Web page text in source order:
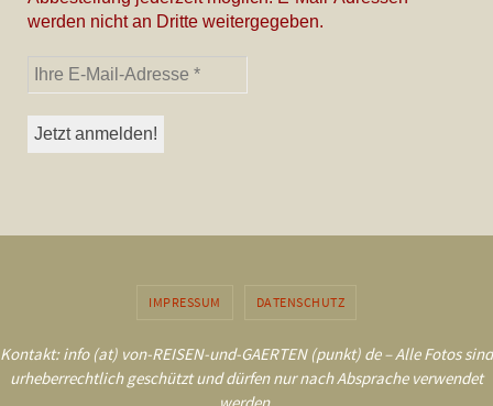
werden nicht an Dritte weitergegeben.
IMPRESSUM DATENSCHUTZ
Kontakt: info (at) von-REISEN-und-GAERTEN (punkt) de – Alle Fotos sind
urheberrechtlich geschützt und dürfen nur nach Absprache verwendet